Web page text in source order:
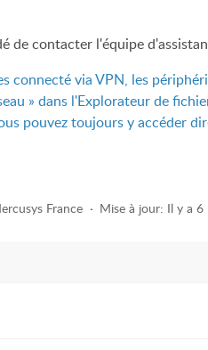
de contacter l'équipe
connecté via VPN, les
» dans l'Explorateur de
pouvez toujours y accéder
France Mise à jour: Il y a 6